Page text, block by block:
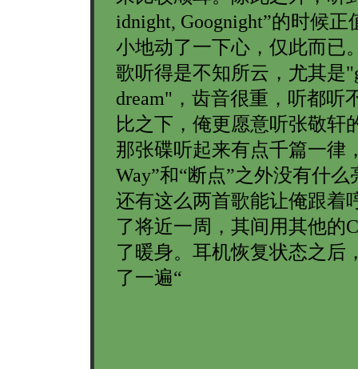
idnight, Goognight”的时候正
小地动了一下心，仅此而已
歌听得是不知所云，尤其是
dream"，齿音很重，听都听
比之下，俺更愿意听张敬轩
那张碟听起来有点千篇一律
Way”和“断点”之外没有什
还有这么两首歌能让俺跟着
了将近一周，其间用其他的
了暖身。耳机恢复状态之后
了一遍“